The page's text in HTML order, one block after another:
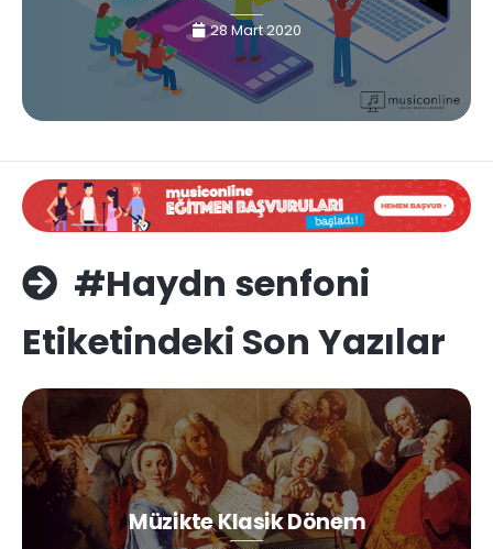
28 Mart 2020
#Haydn senfoni
Etiketindeki Son Yazılar
Müzikte Klasik Dönem